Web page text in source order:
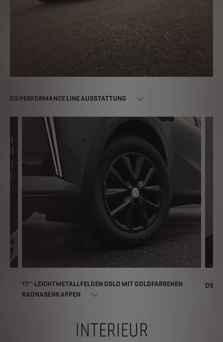
DS PERFORMANCE LINE AUSSTATTUNG
17’’-LEICHTMETALLFELGEN OSLO MIT GOLDFARBENEN
RADNABENKAPPEN
DS
INTERIEUR